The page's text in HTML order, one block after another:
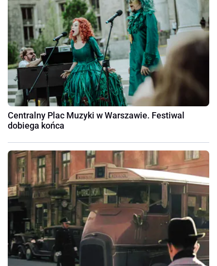
Centralny Plac Muzyki w Warszawie. Festiwal
dobiega końca